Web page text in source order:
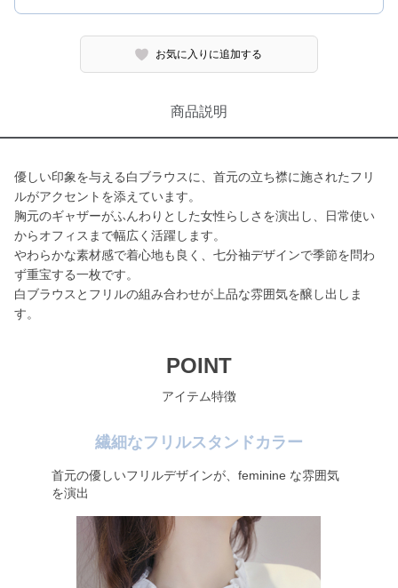
お気に入りに追加する
商品説明
優しい印象を与える白ブラウスに、首元の立ち襟に施されたフリ
ルがアクセントを添えています。
胸元のギャザーがふんわりとした女性らしさを演出し、日常使い
からオフィスまで幅広く活躍します。
やわらかな素材感で着心地も良く、七分袖デザインで季節を問わ
ず重宝する一枚です。
白ブラウスとフリルの組み合わせが上品な雰囲気を醸し出しま
す。
POINT
アイテム特徴
繊細なフリルスタンドカラー
首元の優しいフリルデザインが、feminine な雰囲気
を演出